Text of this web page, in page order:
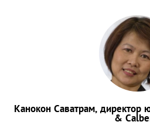
Канокон Саватрам,
&